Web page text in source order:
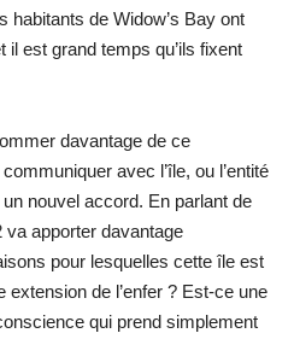
habitants de Widow’s Bay ont
il est grand temps qu’ils fixent
davantage de ce
avec l’île, ou l’entité
nouvel accord. En parlant de
va apporter davantage
pour lesquelles cette île est
extension de l’enfer ? Est-ce une
qui prend simplement